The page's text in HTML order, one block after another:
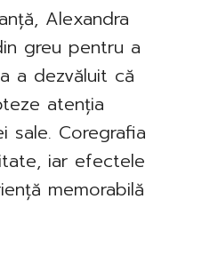
Alexandra
greu pentru a
a dezvăluit că
atenția
sale. Coregrafia
iar efectele
memorabilă